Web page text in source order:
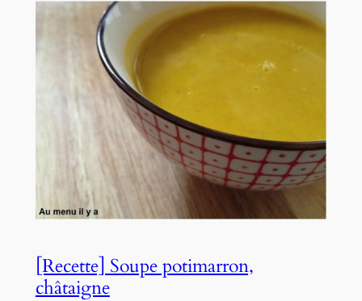
[Recette] Soupe potimarron,
châtaigne